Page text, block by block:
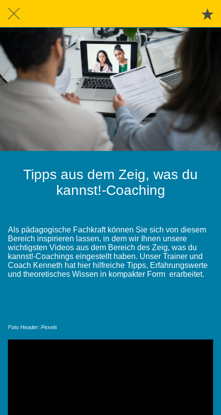
Tipps aus dem Zeig, was du
kannst!-Coaching
Als pädagogische Fachkraft können Sie sich von diesem
Bereich inspirieren lassen, in dem wir Ihnen unsere
wichtigsten Videos aus dem Bereich des Zeig, was du
kannst!-Coachings eingestellt haben. Unser Trainer und
Coach Kenneth hat hier hilfreiche Tipps, Erfahrungswerte
und theoretisches Wissen in kompakter Form erarbeitet.
Foto Header: Pexels